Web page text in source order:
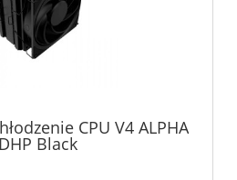
CPU V4 ALPHA
Black